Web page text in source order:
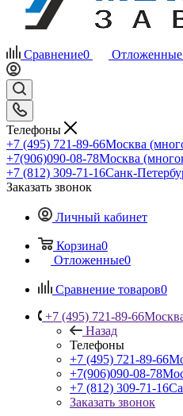
Сравнение0 Отложенные
Телефоны
+7 (495) 721-89-66Москва
+7(906)090-08-78Москва
+7 (812) 309-71-16Санк-
Заказать звонок
Личный кабинет
Корзина0
Отложенные0
Сравнение товаров0
+7 (495) 721-89-66
Назад
Телефоны
+7 (495) 721-89-66
+7(906)090-08-78
+7 (812) 309-71-16
Заказать звонок